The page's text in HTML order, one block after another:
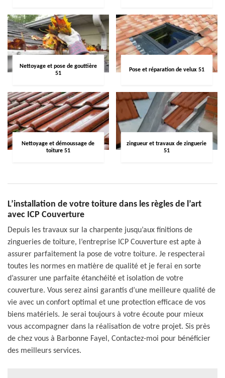
Nettoyage et pose de gouttière
51
Pose et réparation de velux 51
Nettoyage et démoussage de
toiture 51
zingueur et travaux de zinguerie
51
L’installation de votre toiture dans les règles de l’art
avec ICP Couverture
Depuis les travaux sur la charpente jusqu’aux finitions de
zingueries de toiture, l’entreprise ICP Couverture est apte à
assurer parfaitement la pose de votre toiture. Je respecterai
toutes les normes en matière de qualité et je ferai en sorte
d’assurer une parfaite étanchéité et isolation de votre
couverture. Vous serez ainsi garantis d’une meilleure qualité de
vie avec un confort optimal et une protection efficace de vos
biens matériels. Je serai toujours à votre écoute pour mieux
vous accompagner dans la réalisation de votre projet. Sis près
de chez vous à Barbonne Fayel, Contactez-moi pour bénéficier
des meilleurs services.